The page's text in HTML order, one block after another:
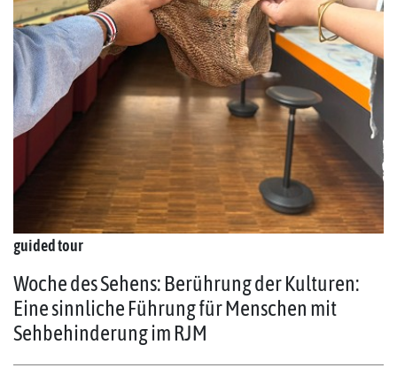
guided tour
Woche des Sehens: Berührung der Kulturen:
Eine sinnliche Führung für Menschen mit
Sehbehinderung im RJM